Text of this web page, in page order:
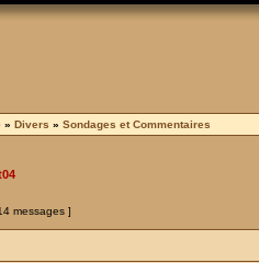
» Divers » Sondages et Commentaires
messages ]